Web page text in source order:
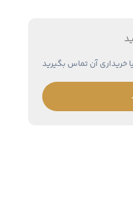
خریداری آن تماس بگیرید